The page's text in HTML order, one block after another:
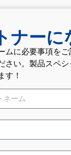
ナーに
ムに必要事項を
さい。製品スペ
す！